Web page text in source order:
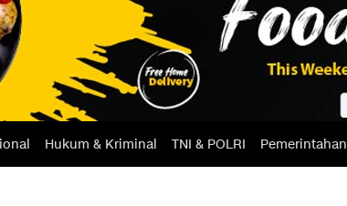
Hukum & Kriminal TNI & POLRI Pemerintahan